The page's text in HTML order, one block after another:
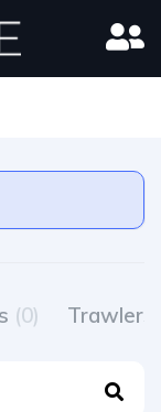
(0) Trawlers